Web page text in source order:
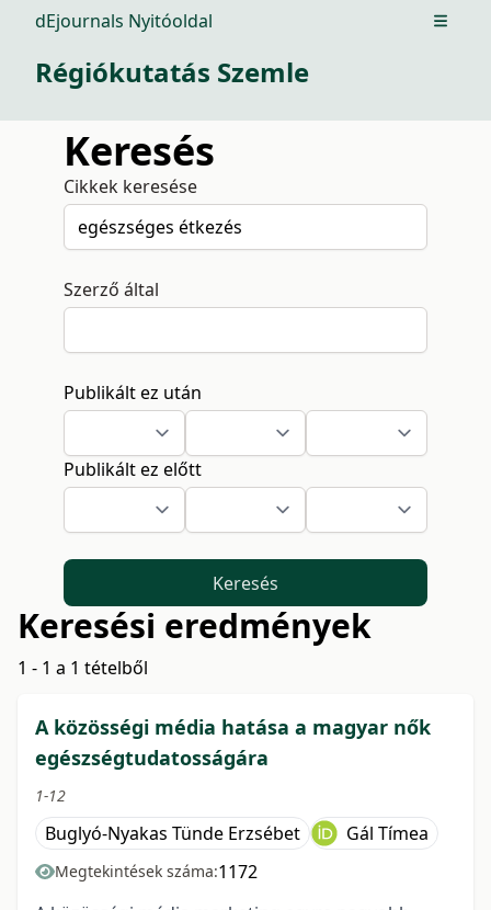
dEjournals Nyitóoldal Open
Régiókutatás Szemle
Keresés
Cikkek keresése
Szerző által
Publikált ez után
Publikált ez előtt
Keresés
Keresési eredmények
1 - 1 a 1 tételből
A közösségi média hatása a magyar nők
egészségtudatosságára
1-12
Buglyó-Nyakas Tünde Erzsébet Gál Tímea
Megtekintések száma:1172